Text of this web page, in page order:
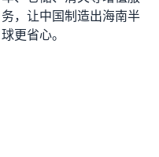
务，让中国制造出海南半
球更省心。